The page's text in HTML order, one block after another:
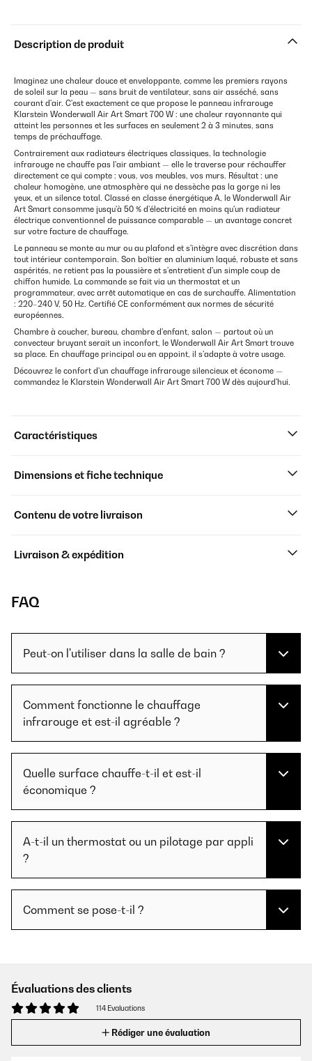
Description de produit
Imaginez une chaleur douce et enveloppante, comme les premiers rayons
de soleil sur la peau — sans bruit de ventilateur, sans air asséché, sans
courant d'air. C'est exactement ce que propose le panneau infrarouge
Klarstein Wonderwall Air Art Smart 700 W : une chaleur rayonnante qui
atteint les personnes et les surfaces en seulement 2 à 3 minutes, sans
temps de préchauffage.
Contrairement aux radiateurs électriques classiques, la technologie
infrarouge ne chauffe pas l'air ambiant — elle le traverse pour réchauffer
directement ce qui compte : vous, vos meubles, vos murs. Résultat : une
chaleur homogène, une atmosphère qui ne dessèche pas la gorge ni les
yeux, et un silence total. Classé en classe énergétique A, le Wonderwall Air
Art Smart consomme jusqu'à 50 % d'électricité en moins qu'un radiateur
électrique conventionnel de puissance comparable — un avantage concret
sur votre facture de chauffage.
Le panneau se monte au mur ou au plafond et s'intègre avec discrétion dans
tout intérieur contemporain. Son boîtier en aluminium laqué, robuste et sans
aspérités, ne retient pas la poussière et s'entretient d'un simple coup de
chiffon humide. La commande se fait via un thermostat et un
programmateur, avec arrêt automatique en cas de surchauffe. Alimentation
: 220–240 V, 50 Hz. Certifié CE conformément aux normes de sécurité
européennes.
Chambre à coucher, bureau, chambre d'enfant, salon — partout où un
convecteur bruyant serait un inconfort, le Wonderwall Air Art Smart trouve
sa place. En chauffage principal ou en appoint, il s'adapte à votre usage.
Découvrez le confort d'un chauffage infrarouge silencieux et économe —
commandez le Klarstein Wonderwall Air Art Smart 700 W dès aujourd'hui.
Caractéristiques
Dimensions et fiche technique
Contenu de votre livraison
Livraison & expédition
FAQ
Peut-on l'utiliser dans la salle de bain ?
Comment fonctionne le chauffage
infrarouge et est-il agréable ?
Quelle surface chauffe-t-il et est-il
économique ?
A-t-il un thermostat ou un pilotage par appli
?
Comment se pose-t-il ?
Évaluations des clients
114 Evaluations
Rédiger une évaluation